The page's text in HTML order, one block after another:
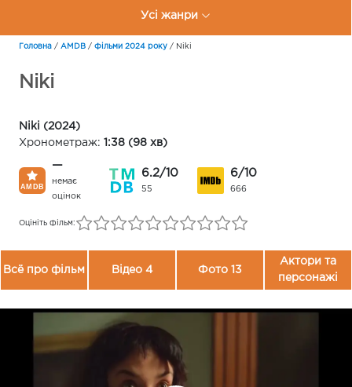
Усі жанри
Головна / AMDB / Фільми 2024 року / Niki
Niki
Niki (2024)
Хронометраж: 1:38 (98 хв)
—
немає
оцінок
6.2/10
55
6/10
666
Оцініть фільм:
Всё про фільм Відео 4 Фото 13
Актори та
персонажі